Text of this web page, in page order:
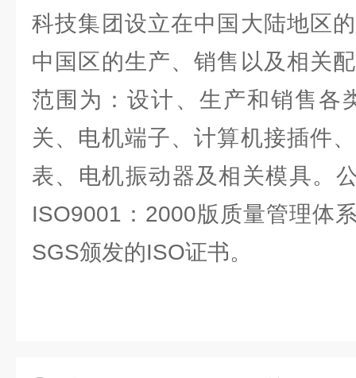
科技集团设立在中国大陆地区
中国区的生产、销售以及相关
范围为：设计、生产和销售各
关、电机端子、计算机接插件
表、电机振动器及相关模具。
ISO9001：2000版质量管理体
SGS颁发的ISO证书。